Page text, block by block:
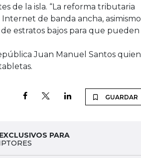
de la isla. “La reforma tributaria
de banda ancha, asimismo
estratos bajos para que pueden
Juan Manuel Santos quien
GUARDAR
PARA